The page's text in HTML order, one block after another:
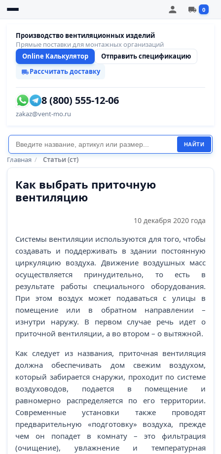
0
Производство вентиляционных изделий
Прямые поставки для монтажных организаций
Online Калькулятор
Отправить спецификацию
Рассчитать доставку
8 (800) 555-12-06
zakaz@vent-mo.ru
НАЙТИ
Главная / Статьи (ст)
Как выбрать приточную
вентиляцию
10 декабря 2020 года
Системы вентиляции используются для того, чтобы
создавать и поддерживать в здании постоянную
циркуляцию воздуха. Движение воздушных масс
осуществляется принудительно, то есть в
результате работы специального оборудования.
При этом воздух может подаваться с улицы в
помещение или в обратном направлении –
изнутри наружу. В первом случае речь идет о
приточной вентиляции, а во втором – о вытяжной.
Как следует из названия, приточная вентиляция
должна обеспечивать дом свежим воздухом,
который забирается снаружи, проходит по системе
воздуховодов, подается в помещение и
равномерно распределяется по его территории.
Современные установки также проводят
предварительную «подготовку» воздуха, прежде
чем он попадет в комнату – это фильтрация
(очищение), увлажнение и температурная